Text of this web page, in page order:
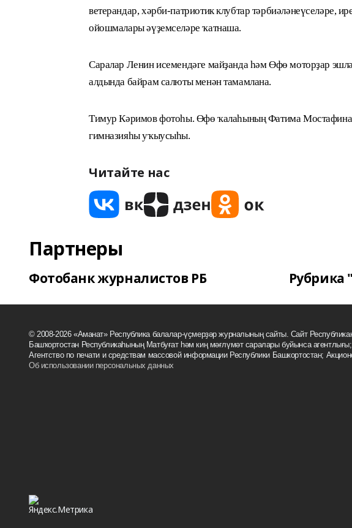
ветерандар, хәрби-патриотик клубтар тәрбиәләнеүселәре,
ойошмалары әүҙемселәре ҡатнаша.
Саралар Ленин исемендәге майҙанда һәм Өфө моторҙар
алдында байрам салюты менән тамамлана.
Тимур Кәримов фотоһы. Өфө ҡалаһының Фатима Мостафина
гимназияһы уҡыусыһы.
Читайте нас
Партнеры
Фотобанк журналистов РБ Рубрика
© 2008-2026 «Аманат» Республика балалар-үҫмерҙәр журналының сайты. Сайт
Башҡортостан Республикаһының Матбуғат һәм киң мәғлүмәт саралары буйынса
Агентство по печати и средствам массовой информации Республики Башкортостан;
Об использовании персональных данных